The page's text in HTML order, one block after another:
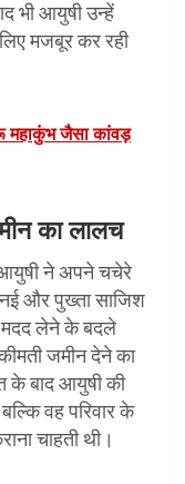
भी आयुषी उन्हें
मजबूर कर रही
महाकुंभ जैसा कांवड़
का लालच
आयुषी ने अपने चचेरे
और पुख्ता साजिश
मदद लेने के बदले
जमीन देने का
के बाद आयुषी की
वह परिवार के
चाहती थी।